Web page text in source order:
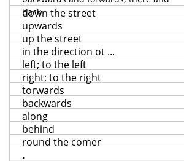
back
down the street
upwards
up the street
in the direction ot ...
left; to the left
right; to the right
torwards
backwards
along
behind
round the comer
.